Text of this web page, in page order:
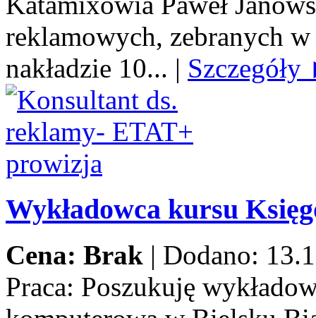
reklamowych, zebranych
nakładzie 10... |
Wykładowca kursu
Cena: Brak | Dodano:
Praca: Poszukuję